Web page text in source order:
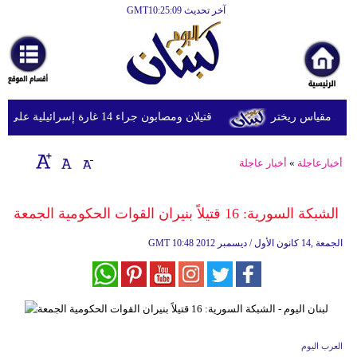
آخر تحديث GMT10:25:09
أخبارعاجلة
رياضة
ثقافة
إقتصاد
وموسيقى
وتغذية
قتيلان ومصابون جراء 14 غارة إسرائيلية على شرق وجنوب لبنان
أخبارعاجلة » أخبار عاجلة
الشبكة السورية: 16 قتيلاً بنيران القوات الحكومية الجمعة
GMT 10:48 2012 الجمعة ,14 كانون الأول / ديسمبر
العرب اليوم